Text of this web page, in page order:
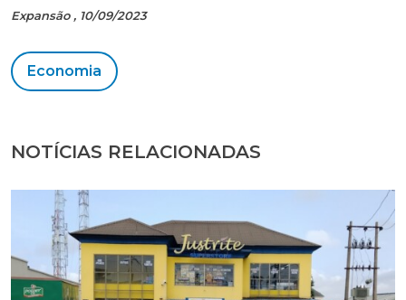
Expansão , 10/09/2023
Economia
NOTÍCIAS RELACIONADAS